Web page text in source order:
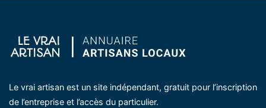
Le vrai artisan est un site indépendant, gratuit pour l’inscription
de l’entreprise et l’accès du particulier.